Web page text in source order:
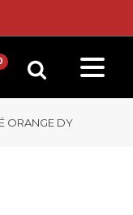
ORANGE DY